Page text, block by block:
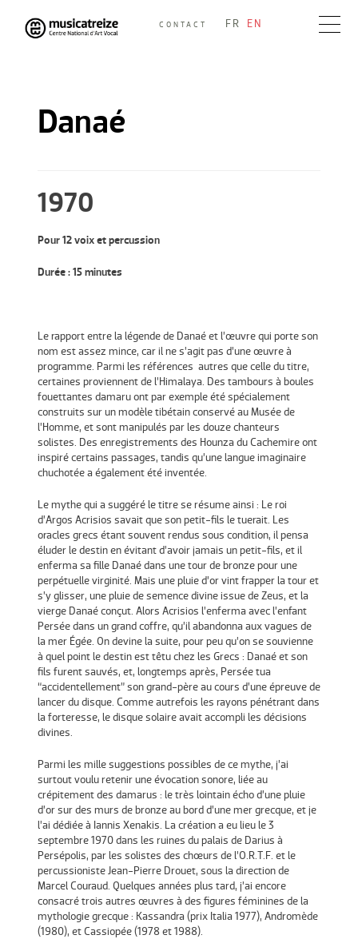
Skip
to
CONTACT FR EN
Danaé
1970
Pour 12 voix et percussion
Durée : 15 minutes
Le rapport entre la légende de Danaé et l’œuvre qui porte son
nom est assez mince, car il ne s’agit pas d’une œuvre à
programme. Parmi les références autres que celle du titre,
certaines proviennent de l’Himalaya. Des tambours à boules
fouettantes damaru ont par exemple été spécialement
construits sur un modèle tibétain conservé au Musée de
l’Homme, et sont manipulés par les douze chanteurs
solistes. Des enregistrements des Hounza du Cachemire ont
inspiré certains passages, tandis qu’une langue imaginaire
chuchotée a également été inventée.
Le mythe qui a suggéré le titre se résume ainsi : Le roi
d’Argos Acrisios savait que son petit-fils le tuerait. Les
oracles grecs étant souvent rendus sous condition, il pensa
éluder le destin en évitant d’avoir jamais un petit-fils, et il
enferma sa fille Danaé dans une tour de bronze pour une
perpétuelle virginité. Mais une pluie d’or vint frapper la tour et
s’y glisser, une pluie de semence divine issue de Zeus, et la
vierge Danaé conçut. Alors Acrisios l’enferma avec l’enfant
Persée dans un grand coffre, qu’il abandonna aux vagues de
la mer Égée. On devine la suite, pour peu qu’on se souvienne
à quel point le destin est têtu chez les Grecs : Danaé et son
fils furent sauvés, et, longtemps après, Persée tua
“accidentellement” son grand-père au cours d’une épreuve de
lancer du disque. Comme autrefois les rayons pénétrant dans
la forteresse, le disque solaire avait accompli les décisions
divines.
Parmi les mille suggestions possibles de ce mythe, j’ai
surtout voulu retenir une évocation sonore, liée au
crépitement des damarus : le très lointain écho d’une pluie
d’or sur des murs de bronze au bord d’une mer grecque, et je
l’ai dédiée à Iannis Xenakis. La création a eu lieu le 3
septembre 1970 dans les ruines du palais de Darius à
Persépolis, par les solistes des chœurs de l’O.R.T.F. et le
percussioniste Jean-Pierre Drouet, sous la direction de
Marcel Couraud. Quelques années plus tard, j’ai encore
consacré trois autres œuvres à des figures féminines de la
mythologie grecque : Kassandra (prix Italia 1977), Andromède
(1980), et Cassiopée (1978 et 1988).